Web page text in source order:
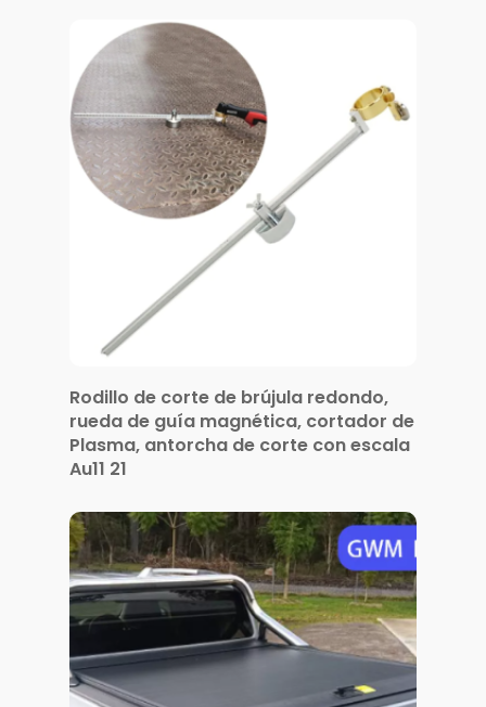
Rodillo de corte de brújula redondo,
rueda de guía magnética, cortador de
Plasma, antorcha de corte con escala
Au11 21